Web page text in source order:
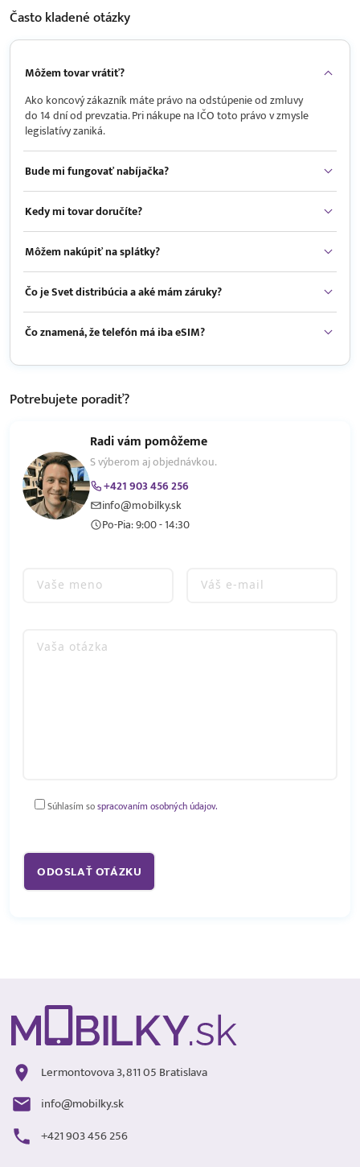
Často kladenéotázky
Môžem tovar vrátiť?
Ako koncový zákazník máte právo na odstúpenie od zmluvy
do 14 dní od prevzatia. Pri nákupe na IČO toto právo v zmysle
legislatívy zaniká.
Bude mi fungovať nabíjačka?
Kedy mi tovar doručíte?
Môžem nakúpiť na splátky?
Čo je Svet distribúcia a aké mám záruky?
Čo znamená, že telefón má iba eSIM?
Potrebujete poradiť?
Radi vám pomôžeme
S výberom aj objednávkou.
+421 903 456 256
info@mobilky.sk
Po-Pia: 9:00 - 14:30
Súhlasím sospracovaním osobných údajov.
Lermontovova 3, 811 05 Bratislava
info@mobilky.sk
+421 903 456 256